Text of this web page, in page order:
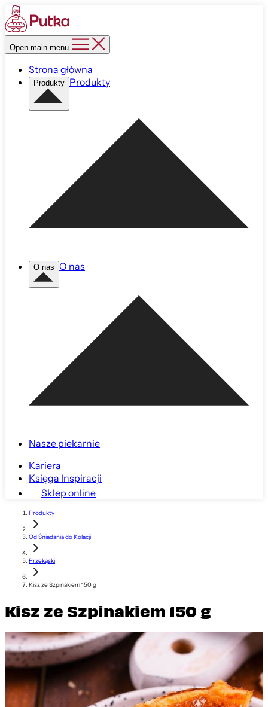
Open main menu
Strona główna
Produkty Produkty
O nas O nas
Nasze piekarnie
Kariera
Księga Inspiracji
Sklep online
Produkty
Od Śniadania do Kolacji
Przekąski
Kisz ze Szpinakiem 150 g
Kisz ze Szpinakiem 150 g